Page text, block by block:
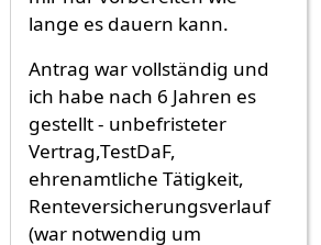
lange es dauern kann.
Antrag war vollständig und
ich habe nach 6 Jahren es
gestellt - unbefristeter
Vertrag,TestDaF,
ehrenamtliche Tätigkeit,
Renteversicherungsverlauf
(war notwendig um